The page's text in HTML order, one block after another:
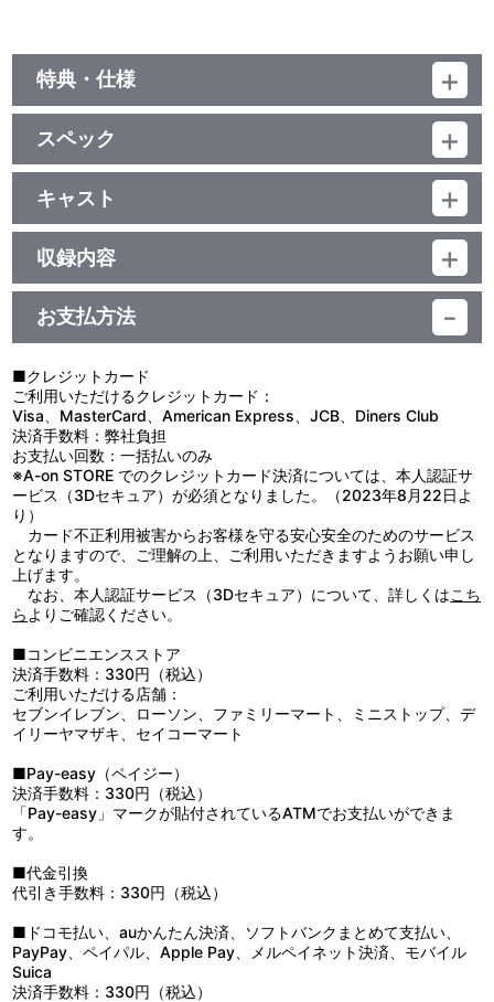
特典・仕様
他、仕様
描き下ろしイラストバックジャケット
スペック
品番：LACM-24013
ジャンル：国内アニメ音楽
シングル
／11分
キャスト
仲村宗悟
収録内容
お支払方法
■クレジットカード
ご利用いただけるクレジットカード：
Visa、MasterCard、American Express、JCB、Diners Club
決済手数料：弊社負担
お支払い回数：一括払いのみ
※A-on STORE でのクレジットカード決済については、本人認証サ
ービス（3Dセキュア）が必須となりました。（2023年8月22日よ
り）
カード不正利用被害からお客様を守る安心安全のためのサービス
となりますので、ご理解の上、ご利用いただきますようお願い申し
上げます。
なお、本人認証サービス（3Dセキュア）について、詳しくはこち
ら よりご確認ください。
■コンビニエンスストア
決済手数料：330円（税込）
ご利用いただける店舗：
セブンイレブン、ローソン、ファミリーマート、ミニストップ、デ
イリーヤマザキ、セイコーマート
■Pay-easy（ペイジー）
決済手数料：330円（税込）
「Pay-easy」マークが貼付されているATMでお支払いができま
す。
■代金引換
代引き手数料：330円（税込）
■ドコモ払い、auかんたん決済、ソフトバンクまとめて支払い、
PayPay、ペイパル、Apple Pay、メルペイネット決済、モバイル
Suica
決済手数料：330円（税込）